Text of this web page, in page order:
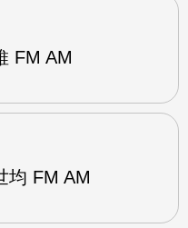
FM AM
均 FM AM